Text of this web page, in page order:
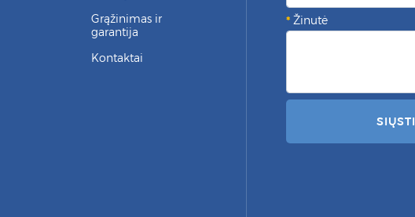
Grąžinimas ir
garantija
Kontaktai
Žinutė
SIŲSTI